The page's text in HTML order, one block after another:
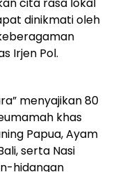
dinikmati oleh
Irjen Pol.
menyajikan 80
khas
Papua, Ayam
serta Nasi
hidangan